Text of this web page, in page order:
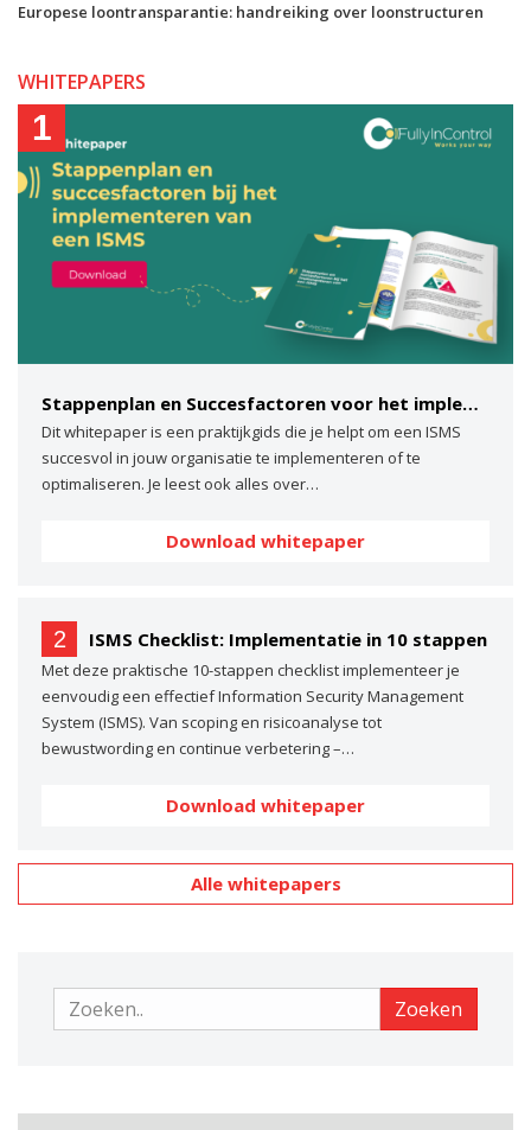
Europese loontransparantie: handreiking over loonstructuren
WHITEPAPERS
1
Stappenplan en Succesfactoren voor het implementeren van een ISMS
Dit whitepaper is een praktijkgids die je helpt om een ISMS
succesvol in jouw organisatie te implementeren of te
optimaliseren. Je leest ook alles over…
Download whitepaper
2 ISMS Checklist: Implementatie in 10 stappen
Met deze praktische 10-stappen checklist implementeer je
eenvoudig een effectief Information Security Management
System (ISMS). Van scoping en risicoanalyse tot
bewustwording en continue verbetering –…
Download whitepaper
Alle whitepapers
Zoeken Zoeken